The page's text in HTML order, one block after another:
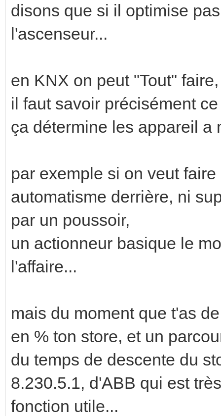
disons que si il optimise
l'ascenseur...
en KNX on peut "Tout"
il faut savoir précisément
ça détermine les appareil a
par exemple si on veut
automatisme derrière, ni
par un poussoir,
un actionneur basique le
l'affaire...
mais du moment que t'as
en % ton store, et un
du temps de descente du
8.230.5.1, d'ABB qui est
fonction utile...